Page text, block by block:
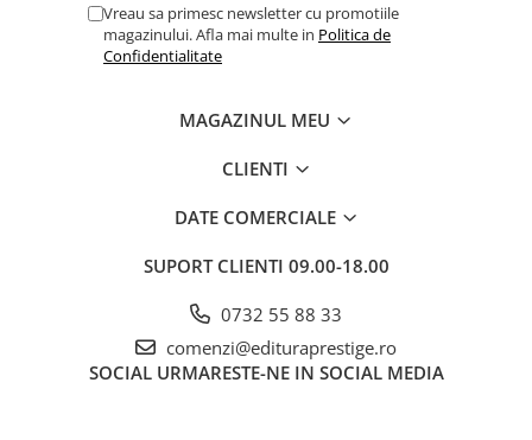
Vreau sa primesc newsletter cu promotiile
magazinului. Afla mai multe in Politica de
Confidentialitate
MAGAZINUL MEU
CLIENTI
DATE COMERCIALE
SUPORT CLIENTI 09.00-18.00
0732 55 88 33
comenzi@edituraprestige.ro
SOCIAL URMARESTE-NE IN SOCIAL MEDIA